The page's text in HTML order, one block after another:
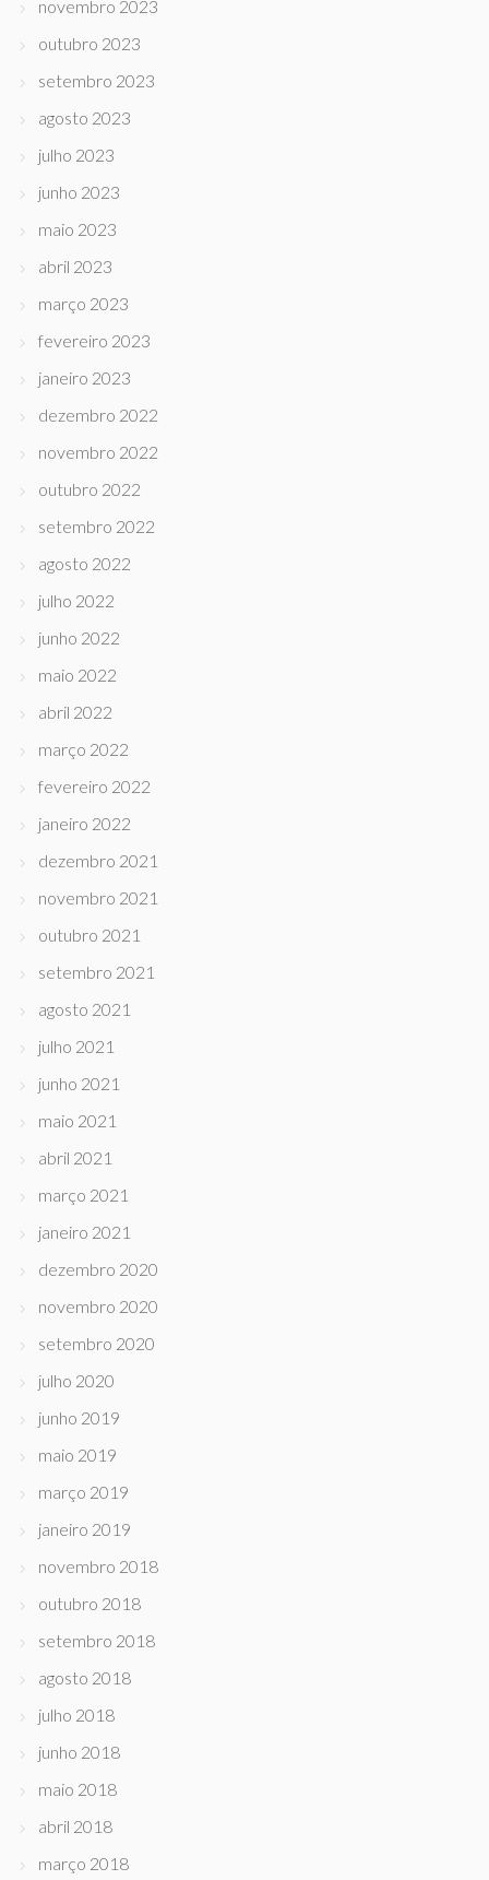
novembro 2023
outubro 2023
setembro 2023
agosto 2023
julho 2023
junho 2023
maio 2023
abril 2023
março 2023
fevereiro 2023
janeiro 2023
dezembro 2022
novembro 2022
outubro 2022
setembro 2022
agosto 2022
julho 2022
junho 2022
maio 2022
abril 2022
março 2022
fevereiro 2022
janeiro 2022
dezembro 2021
novembro 2021
outubro 2021
setembro 2021
agosto 2021
julho 2021
junho 2021
maio 2021
abril 2021
março 2021
janeiro 2021
dezembro 2020
novembro 2020
setembro 2020
julho 2020
junho 2019
maio 2019
março 2019
janeiro 2019
novembro 2018
outubro 2018
setembro 2018
agosto 2018
julho 2018
junho 2018
maio 2018
abril 2018
março 2018